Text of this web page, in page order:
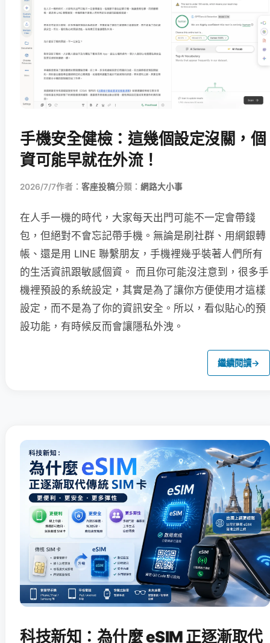
手機安全健檢：這幾個設定沒關，個
資可能早就在外流！
2026/7/7作者： 客座投稿分類： 網路大小事
在人手一機的時代，大家每天出門可能不一定會帶錢
包，但絕對不會忘記帶手機。無論是刷社群、用網銀轉
帳、還是用 LINE 聯繫朋友，手機裡幾乎裝著人們所有
的生活資訊跟敏感個資。 而且你可能沒注意到，很多手
機裡預設的系統設定，其實是為了讓你方便使用才這樣
設定，而不是為了你的資訊安全。所以，看似貼心的預
設功能，有時候反而會讓隱私外洩。
繼續閱讀→
科技新知：為什麼 eSIM 正逐漸取代